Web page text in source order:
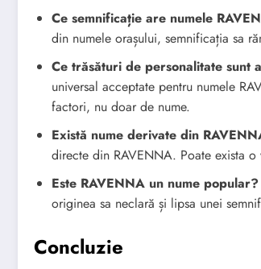
Ce semnificație are numele
din numele orașului, semnificația sa
Ce trăsături de personalitate sunt
universal acceptate pentru numele
factori, nu doar de nume.
Există nume derivate din
directe din RAVENNA. Poate exista
Este RAVENNA un nume popular?
originea sa neclară și lipsa unei
Concluzie